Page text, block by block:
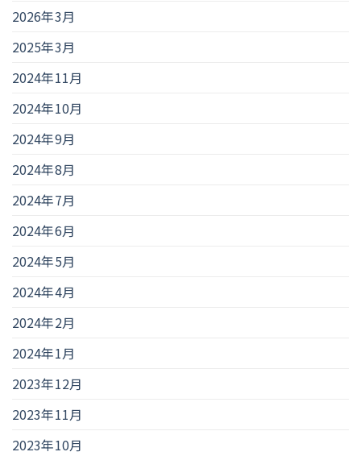
2026年3月
2025年3月
2024年11月
2024年10月
2024年9月
2024年8月
2024年7月
2024年6月
2024年5月
2024年4月
2024年2月
2024年1月
2023年12月
2023年11月
2023年10月